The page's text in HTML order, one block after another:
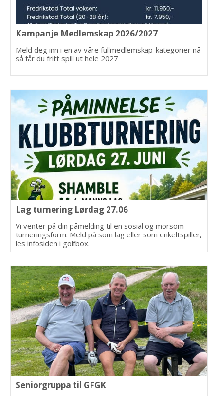
Kampanje Medlemskap 2026/2027
Meld deg inn i en av våre fullmedlemskap-kategorier nå
så får du fritt spill ut hele 2027
Lag turnering Lørdag 27.06
Vi venter på din påmelding til en sosial og morsom
turneringsform. Meld på som lag eller som enkeltspiller,
les infosiden i golfbox.
Seniorgruppa til GFGK